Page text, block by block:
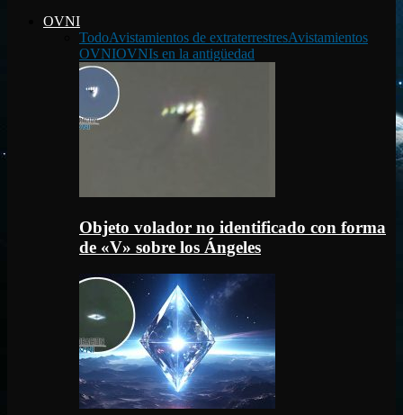
OVNI
TodoAvistamientos de extraterrestresAvistamientos
OVNIOVNIs en la antigüedad
Objeto volador no identificado con forma
de «V» sobre los Ángeles